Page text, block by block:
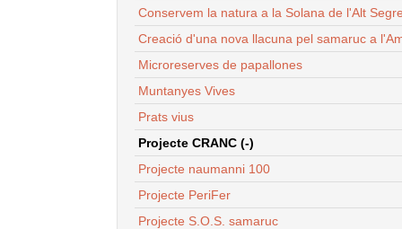
Conservem la natura a la Solana de l'Alt
Creació d'una nova llacuna pel samaruc a
Microreserves de papallones
Muntanyes Vives
Prats vius
Projecte CRANC (-)
Projecte naumanni 100
Projecte PeriFer
Projecte S.O.S. samaruc